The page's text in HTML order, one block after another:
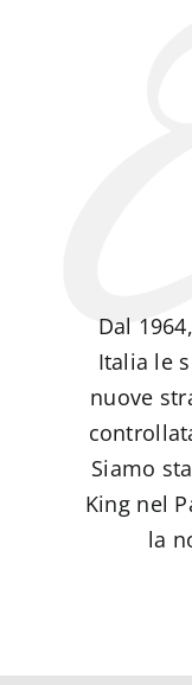
Dal
Italia le
nuove
Siamo
King nel
la